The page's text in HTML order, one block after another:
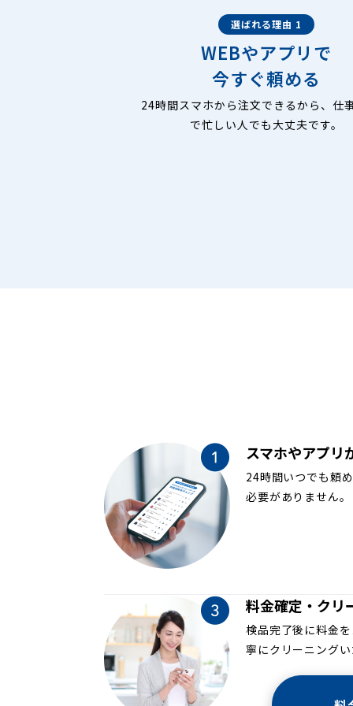
選ばれる理由 1
WEBやアプリで
今すぐ頼める
24時間スマホから注文できるから、仕
で忙しい人でも大丈夫です。
スマホやアプリ
24時間いつでも頼
必要がありません。
料金確定・クリ
検品完了後に料金
寧にクリーニング